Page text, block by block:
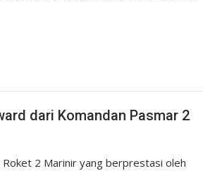
dari Komandan Pasmar 2
2 Marinir yang berprestasi oleh